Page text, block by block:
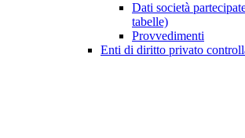
Dati società
tabelle)
Provvedimenti
Enti di diritto privato